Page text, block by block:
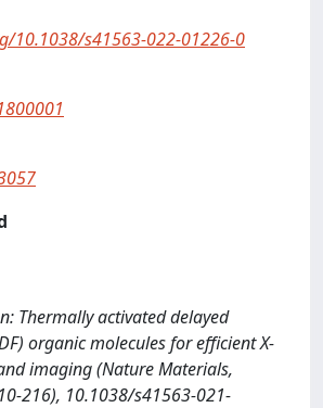
10.1038/s41563-022-01226-0
Thermally activated delayed
organic molecules for efficient X-
imaging (Nature Materials,
216), 10.1038/s41563-021-